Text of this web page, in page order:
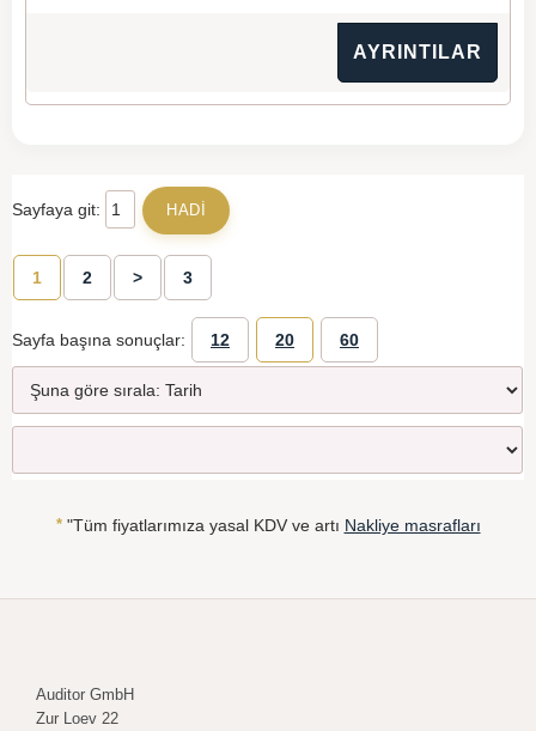
AYRINTILAR
Sayfaya git:
1 2 > 3
Sayfa başına sonuçlar: 12 20 60
*"Tüm fiyatlarımıza yasal KDV ve artı Nakliye masrafları
Auditor GmbH
Zur Loev 22